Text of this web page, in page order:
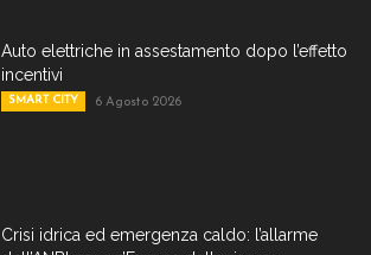
Auto elettriche in assestamento dopo l’effetto
incentivi
SMART CITY 6 Agosto 2026
Crisi idrica ed emergenza caldo: l’allarme